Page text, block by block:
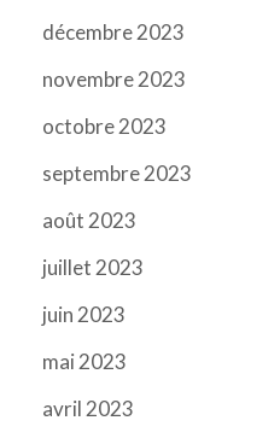
décembre 2023
novembre 2023
octobre 2023
septembre 2023
août 2023
juillet 2023
juin 2023
mai 2023
avril 2023